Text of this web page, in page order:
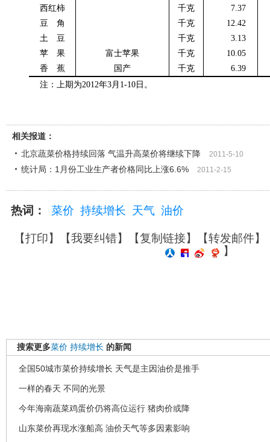
西红柿 千克
7.37
豆 角
千克
12.42
土 豆
千克
3.13
苹 果
富士苹果 千克
10.05
香 蕉
国产 千克
6.39
注：上期为2012年3月 1-10日。
相关报道：
北京蔬菜价格持续回落 气温升高菜价将继续下降
2011-5-10
统计局：1月份工业生产者价格同比上涨6.6% 2011-2-15
热词： 菜价 持续增长 天气 油价
【打印】【我要纠错】【复制链接】【转发邮件】
】
搜索更多菜价 持续增长 的新闻
全国50城市菜价持续增长 天气是主因油价是推手
一样的春天 不同的光景
今年海南蔬菜鸡蛋价仍将高位运行 猪肉价或降
山东菜价再现水涨船高 油价天气等多因素影响